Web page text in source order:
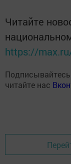
Читайте
https://
читайте нас